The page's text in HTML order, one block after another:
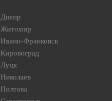
Днепр
Житомир
Ивано-Франковск
Кировоград
Луцк
Николаев
Полтава